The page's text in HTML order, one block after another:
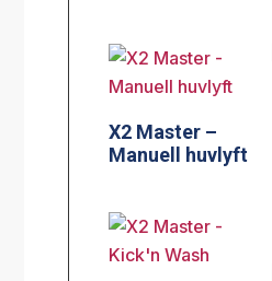
X2 Master –
Manuell huvlyft